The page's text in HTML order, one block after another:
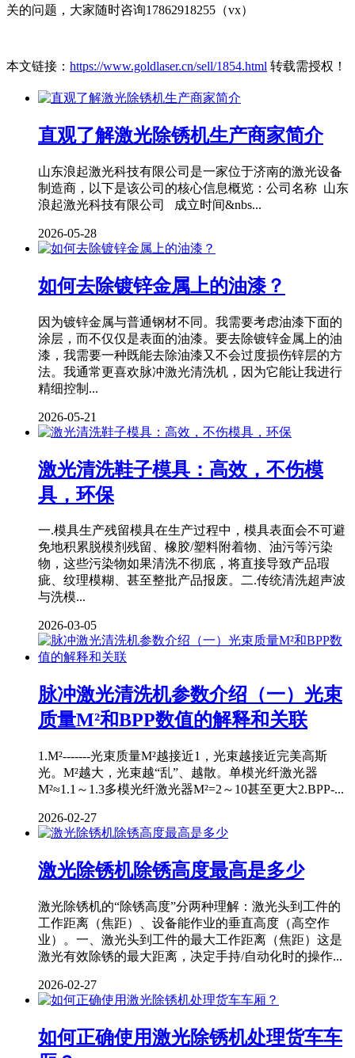
关的问题，大家随时咨询17862918255（vx）
本文链接： https://www.goldlaser.cn/sell/1854.html 转载需授权！
直观了解激光除锈机生产商家简介
山东浪起激光科技有限公司是一家位于济南的激光设备
制造商，以下是该公司的核心信息概览：公司名称 山东
浪起激光科技有限公司 成立时间&nbs...
2026-05-28
如何去除镀锌金属上的油漆？
因为镀锌金属与普通钢材不同。我需要考虑油漆下面的
涂层，而不仅仅是表面的油漆。要去除镀锌金属上的油
漆，我需要一种既能去除油漆又不会过度损伤锌层的方
法。我通常更喜欢脉冲激光清洗机，因为它能让我进行
精细控制...
2026-05-21
激光清洗鞋子模具：高效，不伤模
具，环保
一.模具生产残留模具在生产过程中，模具表面会不可避
免地积累脱模剂残留、橡胶/塑料附着物、油污等污染
物，这些污染物如果清洗不彻底，将直接导致产品瑕
疵、纹理模糊、甚至整批产品报废。二.传统清洗超声波
与洗模...
2026-03-05
脉冲激光清洗机参数介绍（一）光束
质量M²和BPP数值的解释和关联
1.M²-------光束质量M²越接近1，光束越接近完美高斯
光。M²越大，光束越“乱”、越散。单模光纤激光器
M²≈1.1～1.3多模光纤激光器M²=2～10甚至更大2.BPP-...
2026-02-27
激光除锈机除锈高度最高是多少
激光除锈机的“除锈高度”分两种理解：激光头到工件的
工作距离（焦距）、设备能作业的垂直高度（高空作
业）。一、激光头到工件的最大工作距离（焦距）这是
激光有效除锈的最大距离，决定手持/自动化时的操作...
2026-02-27
如何正确使用激光除锈机处理货车车